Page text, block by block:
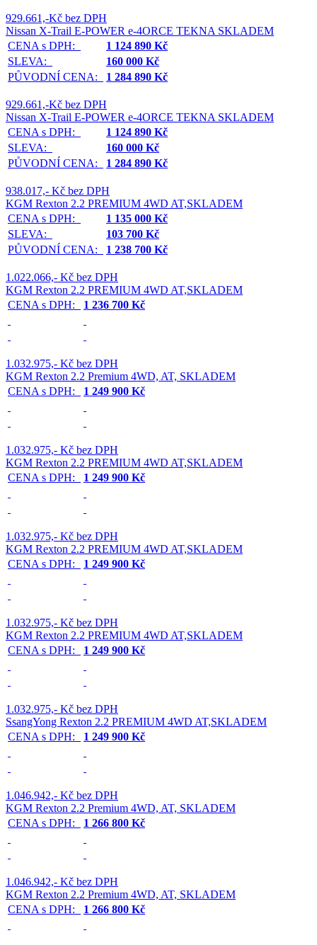
929.661,-Kč bez DPH
Nissan X-Trail E-POWER e-4ORCE TEKNA SKLADEM
CENA s DPH:
1 124 890 Kč
SLEVA:
160 000 Kč
PŮVODNÍ CENA:
1 284 890 Kč
929.661,-Kč bez DPH
Nissan X-Trail E-POWER e-4ORCE TEKNA SKLADEM
CENA s DPH:
1 124 890 Kč
SLEVA:
160 000 Kč
PŮVODNÍ CENA:
1 284 890 Kč
938.017,- Kč bez DPH
KGM Rexton 2.2 PREMIUM 4WD AT,SKLADEM
CENA s DPH:
1 135 000 Kč
SLEVA:
103 700 Kč
PŮVODNÍ CENA:
1 238 700 Kč
1.022.066,- Kč bez DPH
KGM Rexton 2.2 PREMIUM 4WD AT,SKLADEM
CENA s DPH:
1 236 700 Kč
1.032.975,- Kč bez DPH
KGM Rexton 2.2 Premium 4WD, AT, SKLADEM
CENA s DPH:
1 249 900 Kč
1.032.975,- Kč bez DPH
KGM Rexton 2.2 PREMIUM 4WD AT,SKLADEM
CENA s DPH:
1 249 900 Kč
1.032.975,- Kč bez DPH
KGM Rexton 2.2 PREMIUM 4WD AT,SKLADEM
CENA s DPH:
1 249 900 Kč
1.032.975,- Kč bez DPH
KGM Rexton 2.2 PREMIUM 4WD AT,SKLADEM
CENA s DPH:
1 249 900 Kč
1.032.975,- Kč bez DPH
SsangYong Rexton 2.2 PREMIUM 4WD AT,SKLADEM
CENA s DPH:
1 249 900 Kč
1.046.942,- Kč bez DPH
KGM Rexton 2.2 Premium 4WD, AT, SKLADEM
CENA s DPH:
1 266 800 Kč
1.046.942,- Kč bez DPH
KGM Rexton 2.2 Premium 4WD, AT, SKLADEM
CENA s DPH:
1 266 800 Kč